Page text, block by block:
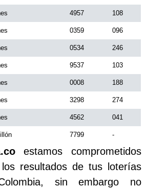
4957 108
0359 096
0534 246
9537 103
0008 188
3298 274
4562 041
7799 -
estamos comprometidos
resultados de tus loterías
sin embargo no